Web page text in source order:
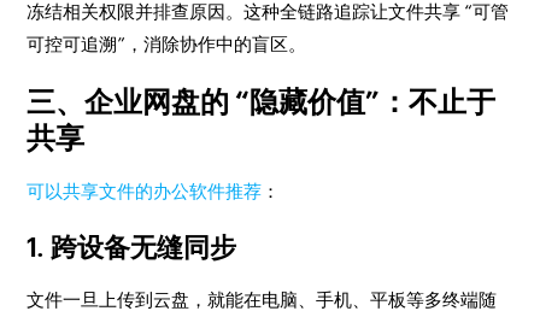
冻结相关权限并排查原因。这种全链路追踪让文件共享 “可管
可控可追溯”，消除协作中的盲区。
三、企业网盘的 “隐藏价值”：不止于
共享
可以共享文件的办公软件推荐 ：
1. 跨设备无缝同步
文件一旦上传到云盘，就能在电脑、手机、平板等多终端随